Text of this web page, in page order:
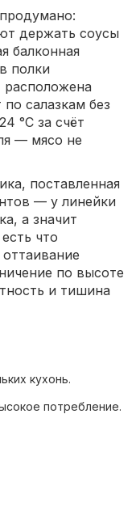
держать соусы
балконная
полки
расположена
салазкам без
°C за счёт
— мясо не
поставленная
— у линейки
а значит
что
по высоте
и тишина
кухонь.
потребление.